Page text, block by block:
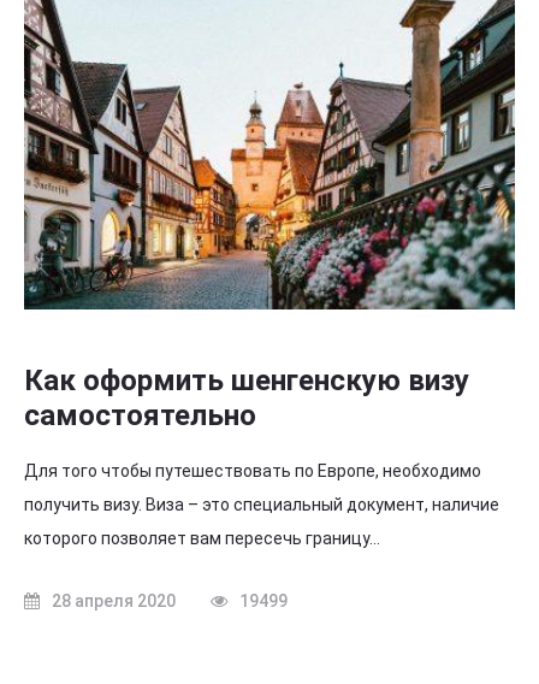
Как оформить шенгенскую визу
самостоятельно
Для того чтобы путешествовать по Европе, необходимо
получить визу. Виза – это специальный документ, наличие
которого позволяет вам пересечь границу…
28 апреля 2020 19499